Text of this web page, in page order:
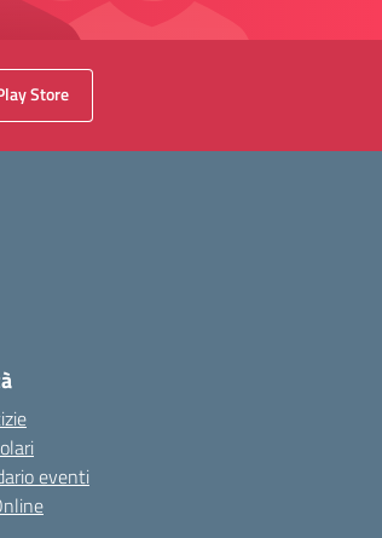
Store
eventi